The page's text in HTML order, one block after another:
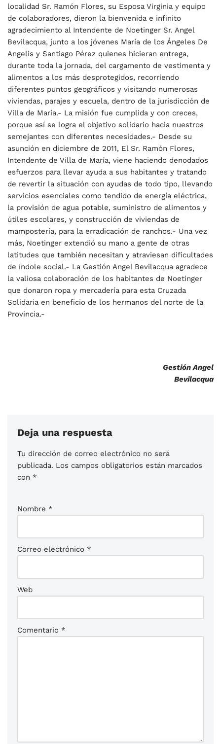
localidad Sr. Ramón Flores, su Esposa Virginia y equipo
de colaboradores, dieron la bienvenida e infinito
agradecimiento al Intendente de Noetinger Sr. Angel
Bevilacqua, junto a los jóvenes María de los Ángeles De
Angelis y Santiago Pérez quienes hicieran entrega,
durante toda la jornada, del cargamento de vestimenta y
alimentos a los más desprotegidos, recorriendo
diferentes puntos geográficos y visitando numerosas
viviendas, parajes y escuela, dentro de la jurisdicción de
Villa de María.- La misión fue cumplida y con creces,
porque así se logra el objetivo solidario hacia nuestros
semejantes con diferentes necesidades.- Desde su
asunción en diciembre de 2011, El Sr. Ramón Flores,
Intendente de Villa de María, viene haciendo denodados
esfuerzos para llevar ayuda a sus habitantes y tratando
de revertir la situación con ayudas de todo tipo, llevando
servicios esenciales como tendido de energía eléctrica,
la provisión de agua potable, suministro de alimentos y
útiles escolares, y construcción de viviendas de
mampostería, para la erradicación de ranchos.- Una vez
más, Noetinger extendió su mano a gente de otras
latitudes que también necesitan y atraviesan dificultades
de índole social.- La Gestión Angel Bevilacqua agradece
la valiosa colaboración de los habitantes de Noetinger
que donaron ropa y mercadería para esta Cruzada
Solidaria en beneficio de los hermanos del norte de la
Provincia.-
Gestión Angel
Bevilacqua
Deja una respuesta
Tu dirección de correo electrónico no será
publicada. Los campos obligatorios están marcados
con *
Nombre *
Correo electrónico *
Web
Comentario *